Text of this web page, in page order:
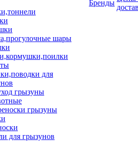
шары
для
грызуны
грызуны
для грызунов
Бренды